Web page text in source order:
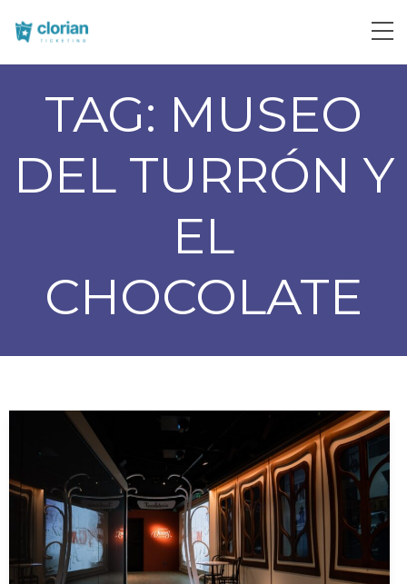
TAG: MUSEO
DEL TURRÓN Y
EL
CHOCOLATE